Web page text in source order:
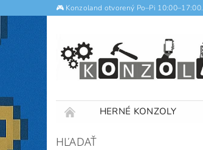
🎮 Konzoland otvorený Po–Pi 10:00–17:00.
HERNÉ KONZOLY
NOTEBOOKY
HĽADAŤ